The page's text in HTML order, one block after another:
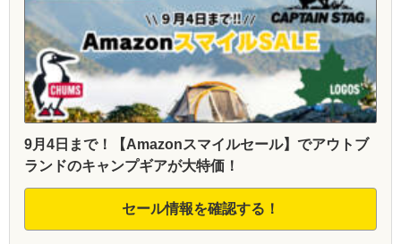
9月4日まで！【Amazonスマイルセール】でアウトブ
ランドのキャンプギアが大特価！
セール情報を確認する！